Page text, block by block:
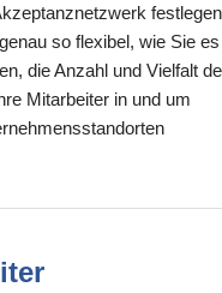
genau so flexibel, wie Sie es
die Anzahl und Vielfalt
Mitarbeiter in und um